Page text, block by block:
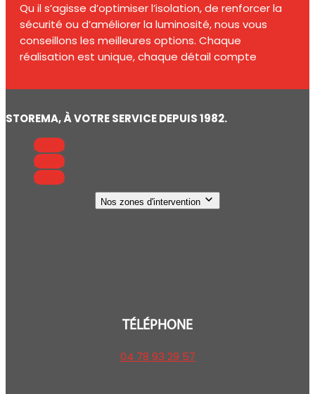
Qu il s’agisse d’optimiser l’isolation, de renforcer la
sécurité ou d’améliorer la luminosité, nous vous
conseillons les meilleures options. Chaque
réalisation est unique, chaque détail compte
STOREMA, À VOTRE SERVICE DEPUIS 1982.
Suivre
Suivre
Suivre
Nos zones d'intervention
TÉLÉPHONE
04 78 93 29 57